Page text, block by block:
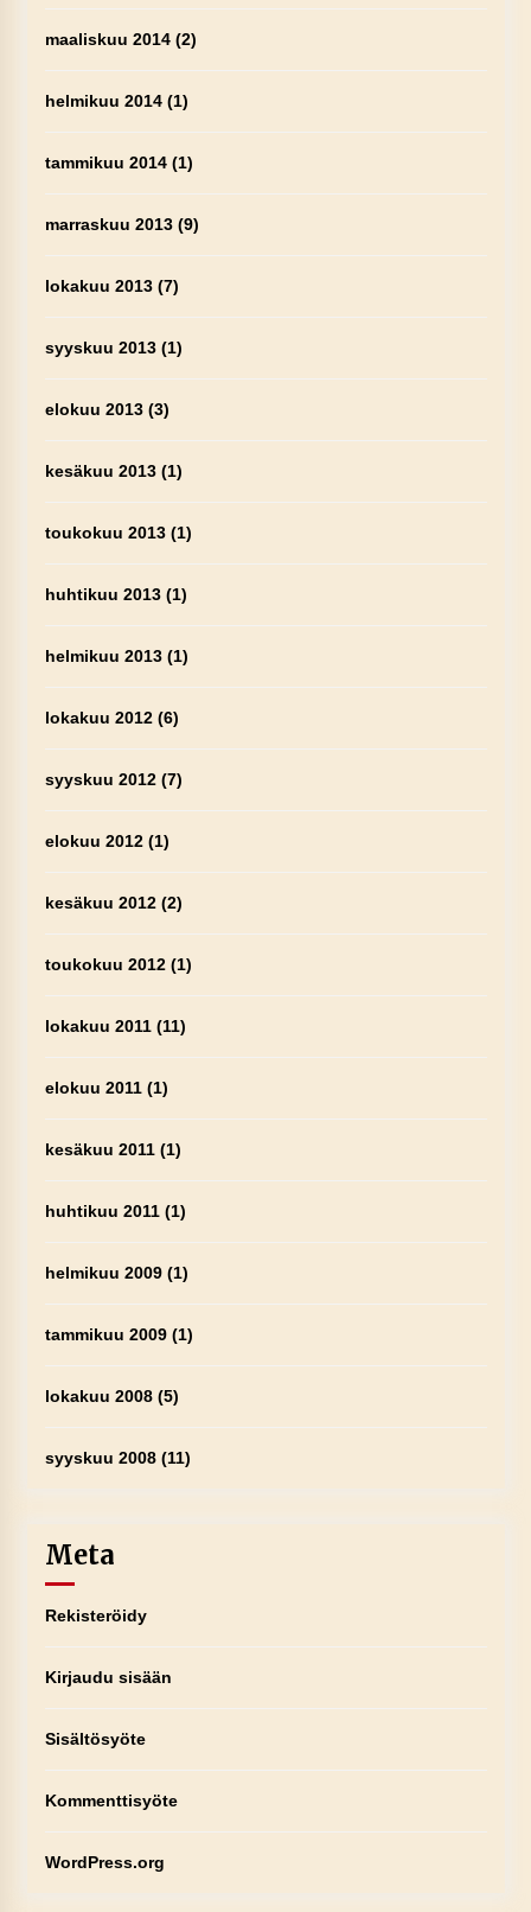
maaliskuu 2014(2)
helmikuu 2014(1)
tammikuu 2014(1)
marraskuu 2013(9)
lokakuu 2013(7)
syyskuu 2013(1)
elokuu 2013(3)
kesäkuu 2013(1)
toukokuu 2013(1)
huhtikuu 2013(1)
helmikuu 2013(1)
lokakuu 2012(6)
syyskuu 2012(7)
elokuu 2012(1)
kesäkuu 2012(2)
toukokuu 2012(1)
lokakuu 2011(11)
elokuu 2011(1)
kesäkuu 2011(1)
huhtikuu 2011(1)
helmikuu 2009(1)
tammikuu 2009(1)
lokakuu 2008(5)
syyskuu 2008(11)
Meta
Rekisteröidy
Kirjaudu sisään
Sisältösyöte
Kommenttisyöte
WordPress.org